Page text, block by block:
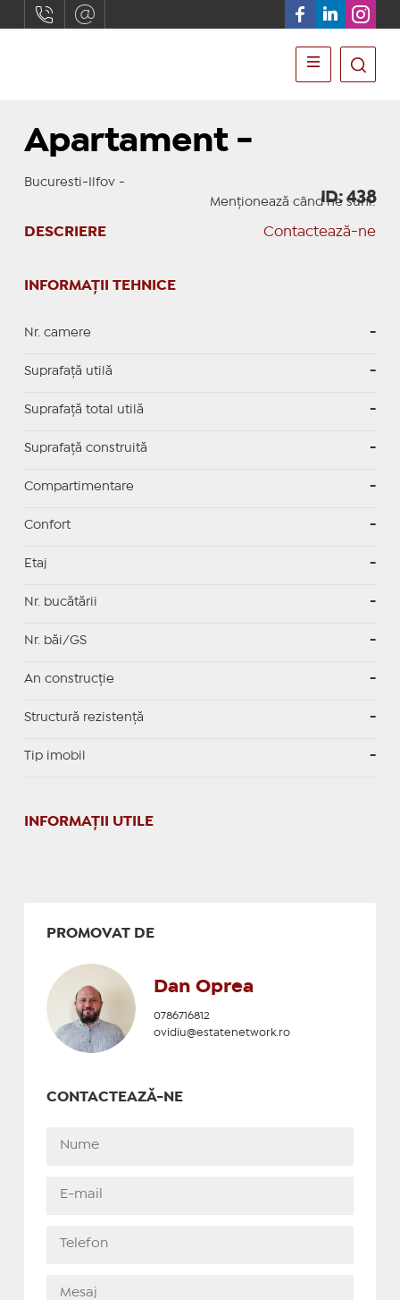
Apartament -
Bucuresti-Ilfov -
Menționează când ne suni:
ID: 438
DESCRIERE Contactează-ne
INFORMAȚII TEHNICE
Nr. camere -
Suprafaţă utilă -
Suprafaţă total utilă -
Suprafaţă construită -
Compartimentare -
Confort -
Etaj -
Nr. bucătării -
Nr. băi/GS -
An construcție -
Structură rezistență -
Tip imobil -
INFORMAŢII UTILE
PROMOVAT DE
Dan Oprea
0786716812
ovidiu@estatenetwork.ro
CONTACTEAZĂ-NE